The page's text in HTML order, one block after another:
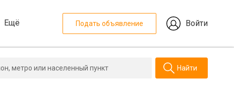
Ещё Подать объявление Войти
Найти